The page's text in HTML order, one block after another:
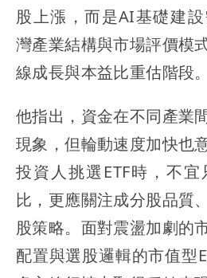
股上漲，而是AI基礎建
灣產業結構與市場評價模
線成長與本益比重估階段。
他指出，資金在不同產業
現象，但輪動速度加快也
投資人挑選ETF時，不
比，更應關注成分股品質
股策略。面對震盪加劇的
配置與選股邏輯的市值型